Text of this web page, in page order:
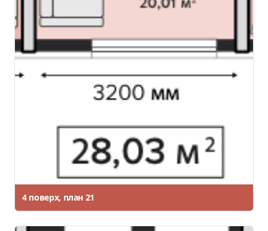
4 поверх, план 21